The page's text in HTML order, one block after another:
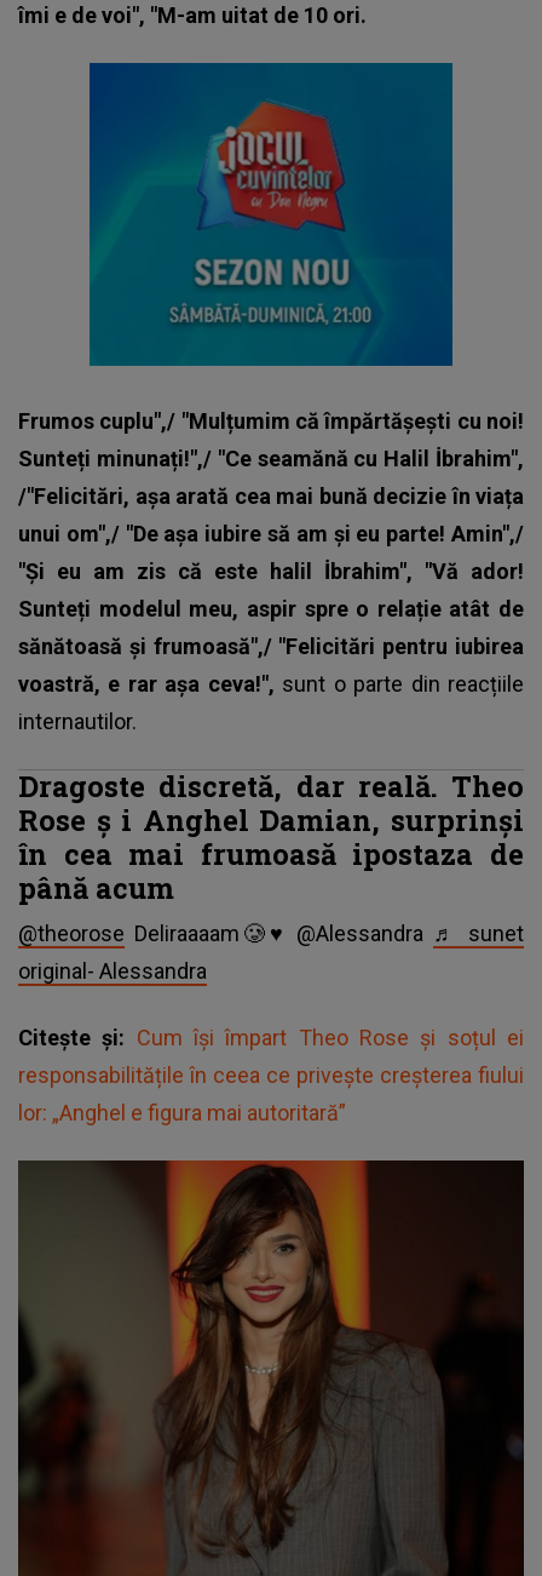
îmi e de voi", "M-am uitat de 10 ori.
Frumos cuplu",/ "Mulțumim că împărtășești cu noi!
Sunteți minunați!",/ "Ce seamănă cu Halil İbrahim",
/"Felicitări, așa arată cea mai bună decizie în viața
unui om",/ "De așa iubire să am și eu parte! Amin",/
"Și eu am zis că este halil İbrahim", "Vă ador!
Sunteți modelul meu, aspir spre o relație atât de
sănătoasă și frumoasă",/ "Felicitări pentru iubirea
voastră, e rar așa ceva!", sunt o parte din reacțiile
internautilor.
Dragoste discretă, dar reală. Theo
Rose ș i Anghel Damian, surprinși
în cea mai frumoasă ipostaza de
până acum
@theorose Deliraaaam🥲♥️ @Alessandra ♬ sunet
original- Alessandra
Citește și: Cum își împart Theo Rose și soțul ei
responsabilitățile în ceea ce privește creșterea fiului
lor: „Anghel e figura mai autoritară”